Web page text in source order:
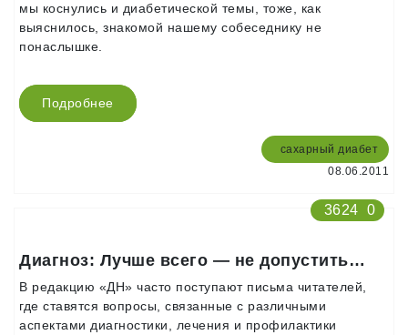
мы коснулись и диабетической темы, тоже, как
выяснилось, знакомой нашему собеседнику не
понаслышке.
Подробнее
сахарный диабет
08.06.2011
3624 0
Диагноз: Лучше всего — не допустить…
В редакцию «ДН» часто поступают письма читателей,
где ставятся вопросы, связанные с различными
аспектами диагностики, лечения и профилактики